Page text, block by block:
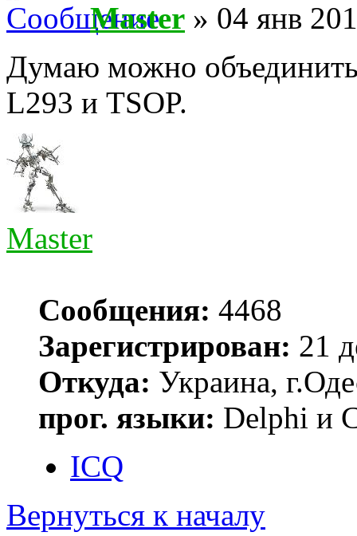
Master » 04 янв
Думаю можно объединить
L293 и TSOP.
Master
Сообщения: 4468
Зарегистрирован: 21
Откуда: Украина,
прог. языки: Delphi и
ICQ
Вернуться к началу